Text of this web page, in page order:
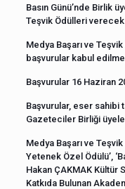
Basın Günü’nde Birlik
Teşvik Ödülleri verecek.
Medya Başarı ve
başvurular kabul
Başvurular 16 Haziran
Başvurular, eser sahibi
Gazeteciler Birliği
Medya Başarı ve
Yetenek Özel Ödülü’,
Hakan ÇAKMAK Kültür
Katkıda Bulunan